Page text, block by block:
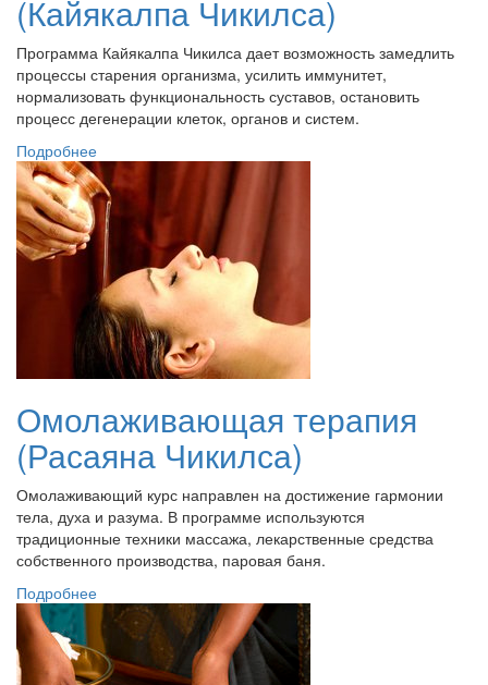
(Кайякалпа Чикилса)
Программа Кайякалпа Чикилса дает возможность замедлить
процессы старения организма, усилить иммунитет,
нормализовать функциональность суставов, остановить
процесс дегенерации клеток, органов и систем.
Подробнее
Омолаживающая терапия
(Расаяна Чикилса)
Омолаживающий курс направлен на достижение гармонии
тела, духа и разума. В программе используются
традиционные техники массажа, лекарственные средства
собственного производства, паровая баня.
Подробнее